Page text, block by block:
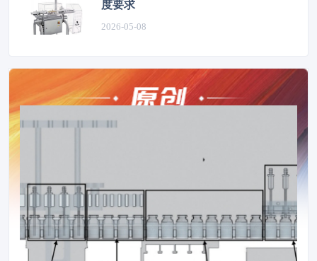
度要求
2026-05-08